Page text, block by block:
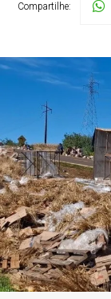
Compartilhe: